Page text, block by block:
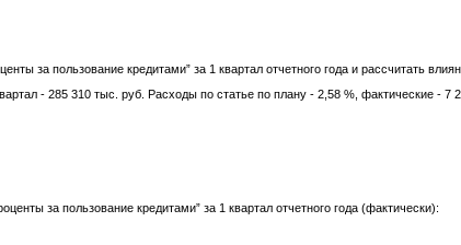
за пользование кредитами” за 1 квартал отчетного года и рассчитать
- 285 310 тыс. руб. Расходы по статье по плану - 2,58 %, фактические -
за пользование кредитами” за 1 квартал отчетного года (фактически):